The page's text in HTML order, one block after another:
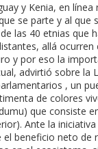
y Kenia, en línea
se parte y al que
las 40 etnias que
allá
y por eso la
advirtió sobre la
, un
de colores
que consiste
Ante la
beneficio neto de